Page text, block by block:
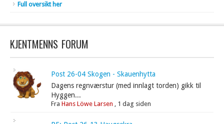
Full oversikt her
KJENTMENNS FORUM
Post 26-04 Skogen - Skauenhytta
Dagens regnværstur (med innlagt torden) gikk til
Hyggen...
FraHans Löwe Larsen , 1 dag siden